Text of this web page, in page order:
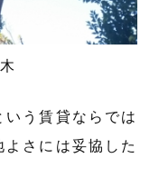
いう賃貸ならでは
さには妥協した